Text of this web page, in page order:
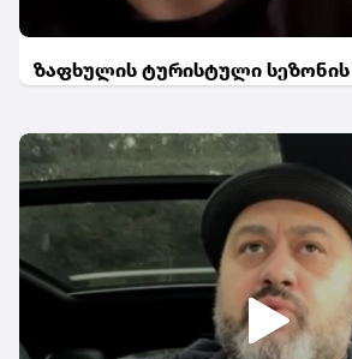
ზაფხულის ტურისტული სეზონის